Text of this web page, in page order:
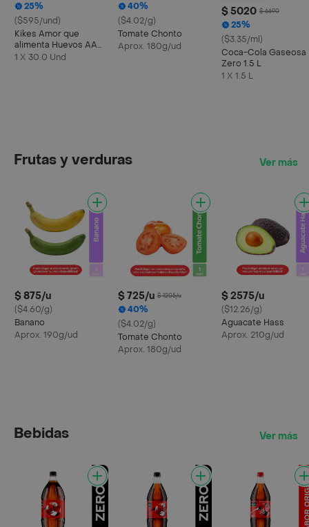
25%
($595/und)
Kikes Amor que
alimenta Huevos AA
Rojos L
1 X 30.0 Und
40%
($4.02/g)
Tomate Chonto
Aprox. 180g/ud
$ 5020 $ 6690
25%
($3.35/ml)
Coca-Cola Gaseosa
Zero 1.5 L
1 X 1.5 L
Frutas y verduras Ver más
$ 875/u
($4.60/g)
Banano
Aprox. 190g/ud
$ 725/u $ 1205/u
40%
($4.02/g)
Tomate Chonto
Aprox. 180g/ud
$ 2575/u
($12.26/g)
Aguacate Hass
Aprox. 210g/ud
Bebidas Ver más